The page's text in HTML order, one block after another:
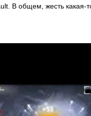
В общем, жесть какая-